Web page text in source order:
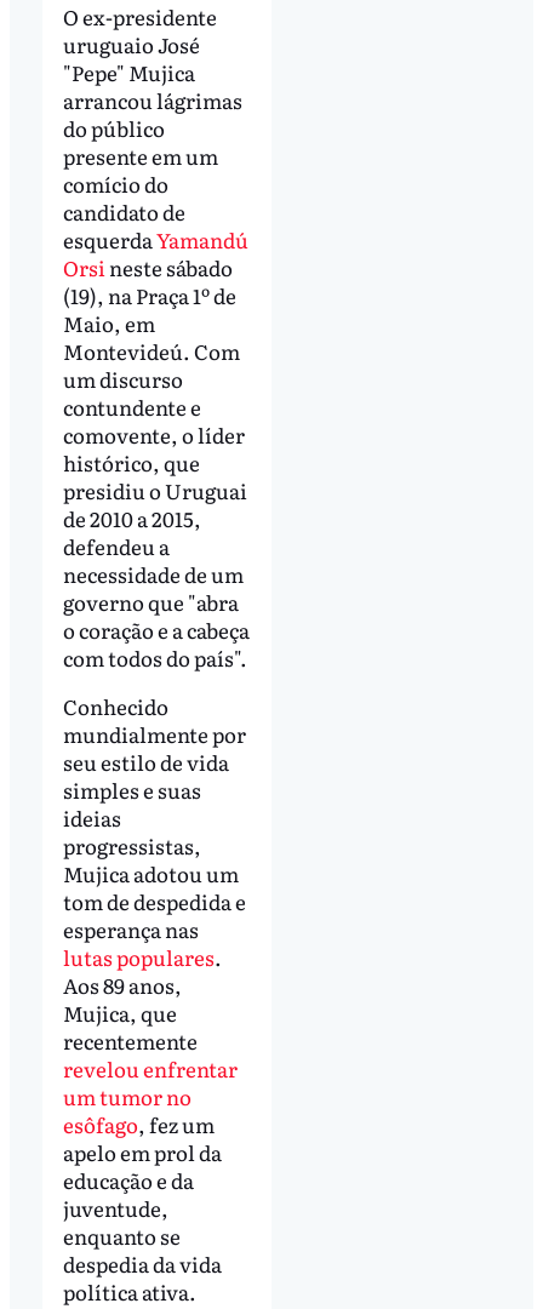
O ex-presidente
uruguaio José
"Pepe" Mujica
arrancou lágrimas
do público
presente em um
comício do
candidato de
esquerdaYamandú
Orsineste sábado
(19), na Praça 1º de
Maio, em
Montevideú. Com
um discurso
contundente e
comovente, o líder
histórico, que
presidiu o Uruguai
de 2010 a 2015,
defendeu a
necessidade de um
governo que "abra
o coração e a cabeça
com todos do país".
Conhecido
mundialmente por
seu estilo de vida
simples e suas
ideias
progressistas,
Mujica adotou um
tom de despedida e
esperança nas
lutas populares.
Aos 89 anos,
Mujica, que
recentemente
revelou enfrentar
um tumor no
esôfago, fez um
apelo em prol da
educação e da
juventude,
enquanto se
despedia da vida
política ativa.